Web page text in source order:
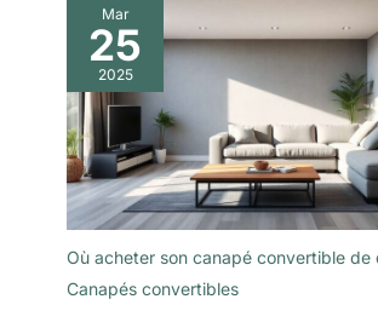
Mar
25
2025
Où acheter son canapé convertible de
Canapés convertibles